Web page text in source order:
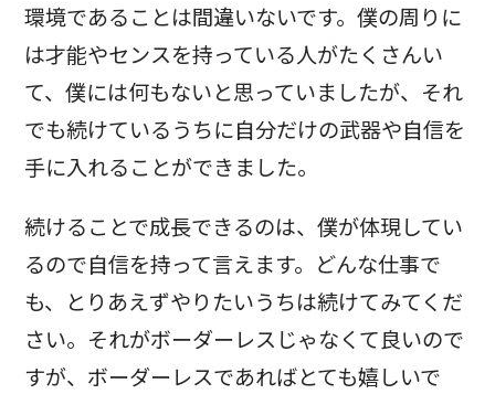
環境であることは間違いないです。僕の周りに
は才能やセンスを持っている人がたくさんい
て、僕には何もないと思っていましたが、それ
でも続けているうちに自分だけの武器や自信を
手に入れることができました。
続けることで成長できるのは、僕が体現してい
るので自信を持って言えます。どんな仕事で
も、とりあえずやりたいうちは続けてみてくだ
さい。それがボーダーレスじゃなくて良いので
すが、ボーダーレスであればとても嬉しいで